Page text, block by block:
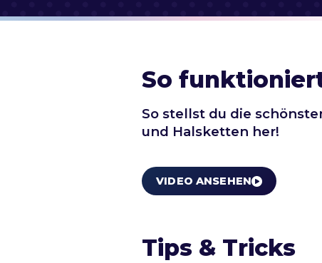
So
So stellst du die
und Halsketten her!
VIDEO ANSEHEN
Tips & Tricks